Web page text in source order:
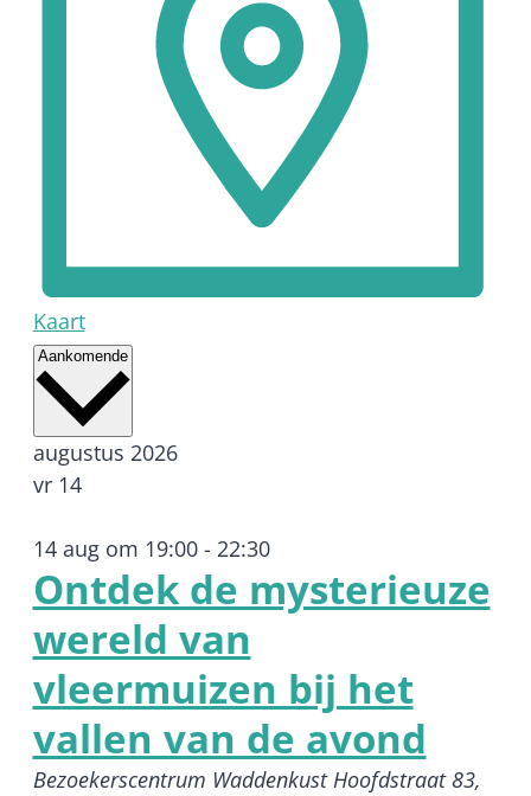
Kaart
Aankomende Selecteer
augustus 2026
vr 14
14 aug om 19:00- 22:30
Ontdek de mysterieuze
wereld van
vleermuizen bij het
vallen van de avond
Bezoekerscentrum WaddenkustHoofdstraat 83,